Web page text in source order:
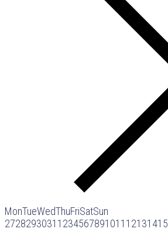
MonTueWedThuFriSatSun
2728293031 1 234567891011 12131415